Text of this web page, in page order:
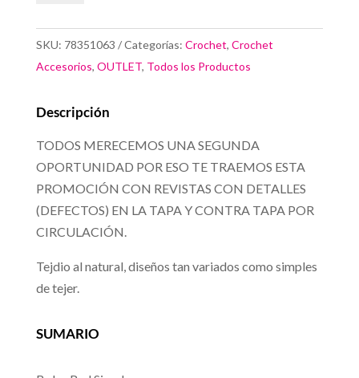
cantidad
SKU: 78351063 Categorías: Crochet, Crochet
Accesorios, OUTLET, Todos los Productos
Descripción
TODOS MERECEMOS UNA SEGUNDA
OPORTUNIDAD POR ESO TE TRAEMOS ESTA
PROMOCIÓN CON REVISTAS CON DETALLES
(DEFECTOS) EN LA TAPA Y CONTRA TAPA POR
CIRCULACIÓN.
Tejdio al natural, diseños tan variados como simples
de tejer.
SUMARIO